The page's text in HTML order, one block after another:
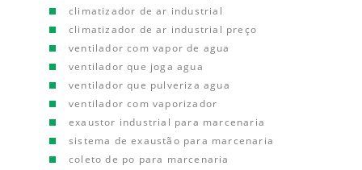
climatizador de ar industrial
climatizador de ar industrial preço
ventilador com vapor de agua
ventilador que joga agua
ventilador que pulveriza agua
ventilador com vaporizador
exaustor industrial para marcenaria
sistema de exaustão para marcenaria
coleto de po para marcenaria